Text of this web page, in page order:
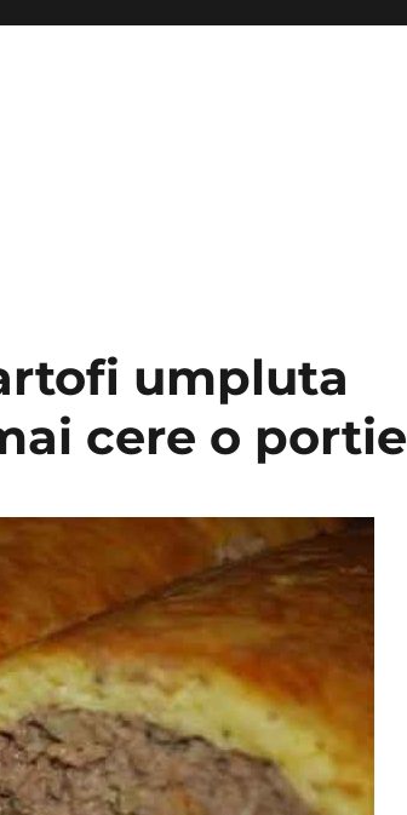
umpluta
cere o portie